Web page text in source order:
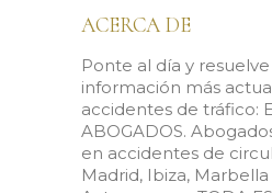
ACERCA DE
Ponte al día y
información más
accidentes de tráfico:
ABOGADOS.
en accidentes de
Madrid, Ibiza, Marbella